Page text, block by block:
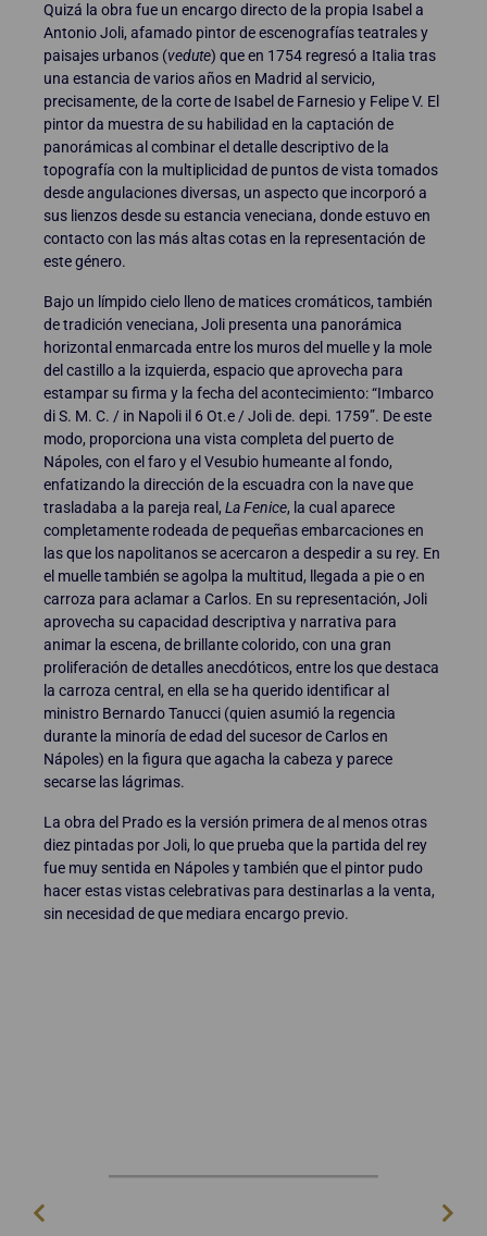
Quizá la obra fue un encargo directo de la propia Isabel a
Antonio Joli, afamado pintor de escenografías teatrales y
paisajes urbanos (vedute) que en 1754 regresó a Italia tras
una estancia de varios años en Madrid al servicio,
precisamente, de la corte de Isabel de Farnesio y Felipe V. El
pintor da muestra de su habilidad en la captación de
panorámicas al combinar el detalle descriptivo de la
topografía con la multiplicidad de puntos de vista tomados
desde angulaciones diversas, un aspecto que incorporó a
sus lienzos desde su estancia veneciana, donde estuvo en
contacto con las más altas cotas en la representación de
este género.
Bajo un límpido cielo lleno de matices cromáticos, también
de tradición veneciana, Joli presenta una panorámica
horizontal enmarcada entre los muros del muelle y la mole
del castillo a la izquierda, espacio que aprovecha para
estampar su firma y la fecha del acontecimiento: “Imbarco
di S. M. C. / in Napoli il 6 Ot.e / Joli de. depi. 1759”. De este
modo, proporciona una vista completa del puerto de
Nápoles, con el faro y el Vesubio humeante al fondo,
enfatizando la dirección de la escuadra con la nave que
trasladaba a la pareja real, La Fenice, la cual aparece
completamente rodeada de pequeñas embarcaciones en
las que los napolitanos se acercaron a despedir a su rey. En
el muelle también se agolpa la multitud, llegada a pie o en
carroza para aclamar a Carlos. En su representación, Joli
aprovecha su capacidad descriptiva y narrativa para
animar la escena, de brillante colorido, con una gran
proliferación de detalles anecdóticos, entre los que destaca
la carroza central, en ella se ha querido identificar al
ministro Bernardo Tanucci (quien asumió la regencia
durante la minoría de edad del sucesor de Carlos en
Nápoles) en la figura que agacha la cabeza y parece
secarse las lágrimas.
La obra del Prado es la versión primera de al menos otras
diez pintadas por Joli, lo que prueba que la partida del rey
fue muy sentida en Nápoles y también que el pintor pudo
hacer estas vistas celebrativas para destinarlas a la venta,
sin necesidad de que mediara encargo previo.